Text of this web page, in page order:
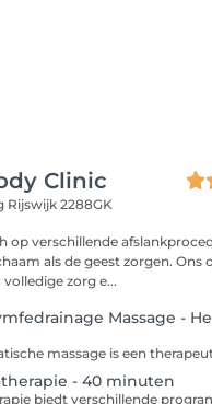
Clinic
Rijswijk 2288GK
op verschillende
als de geest zorgen. Ons
zorg e...
Massage -
- 40 minuten